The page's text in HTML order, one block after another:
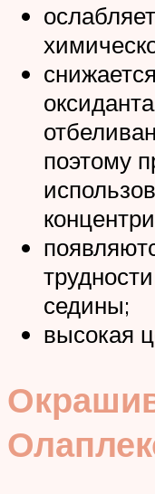
поэтому
седины;
высокая